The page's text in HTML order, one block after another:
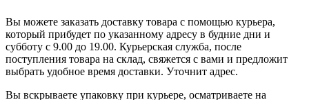
Вы можете заказать доставку товара с помощью курьера,
который прибудет по указанному адресу в будние дни и
субботу с 9.00 до 19.00. Курьерская служба, после
поступления товара на склад, свяжется с вами и предложит
выбрать удобное время доставки. Уточнит адрес.
Вы вскрываете упаковку при курьере, осматриваете на